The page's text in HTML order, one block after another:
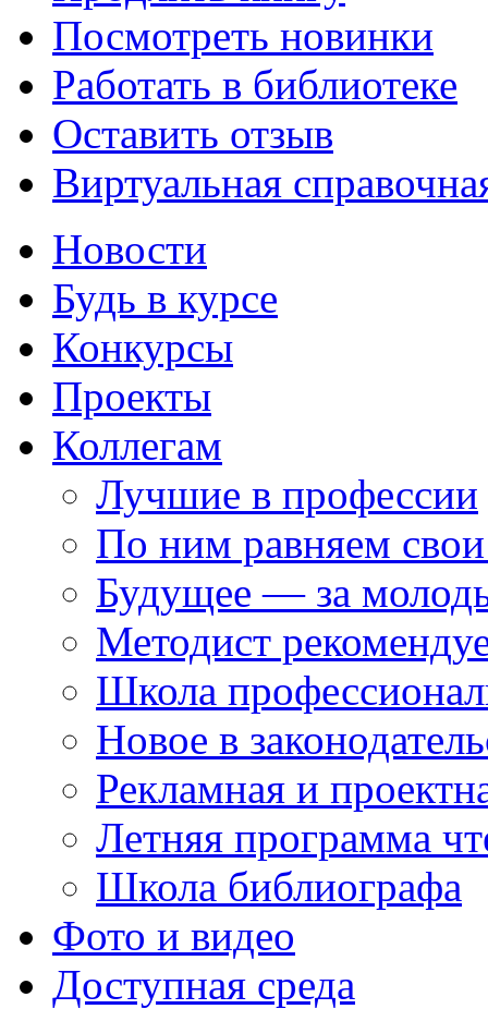
Посмотреть новинки
Работать в библиотеке
Оставить отзыв
Виртуальная
Новости
Будь в курсе
Конкурсы
Проекты
Коллегам
Лучшие в профессии
По ним равняем
Будущее — за
Методист
Школа
Новое в
Рекламная и
Летняя программа
Школа библиографа
Фото и видео
Доступная среда